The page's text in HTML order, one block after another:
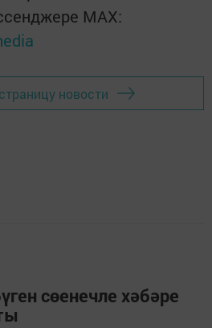
MАХ:
новости
сөенечле хәбәре